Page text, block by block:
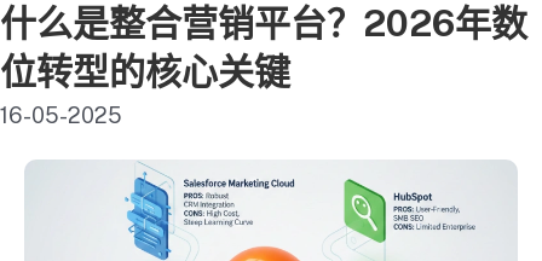
什么是整合营销平台？2026年数
位转型的核心关键
16-05-2025